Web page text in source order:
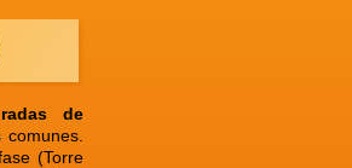
de
comunes.
(Torre